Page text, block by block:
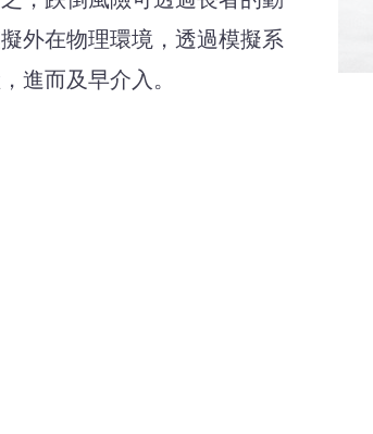
外在物理環境，透過模擬系
進而及早介入。